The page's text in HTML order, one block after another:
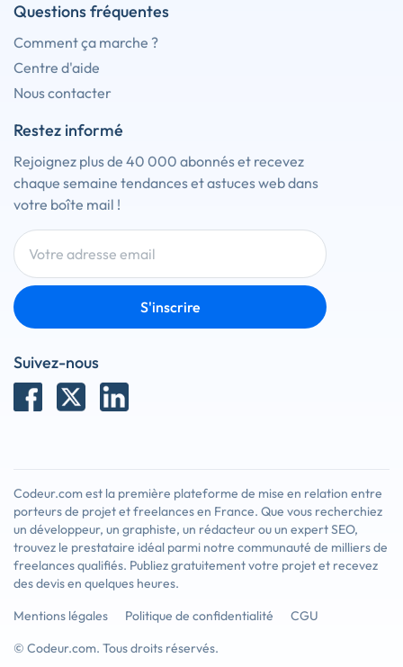
Questions fréquentes
Comment ça marche ?
Centre d'aide
Nous contacter
Restez informé
Rejoignez plus de 40 000 abonnés et recevez
chaque semaine tendances et astuces web dans
votre boîte mail !
S'inscrire
Suivez-nous
Codeur.com est la première plateforme de mise en relation entre
porteurs de projet et freelances en France. Que vous recherchiez
un développeur, un graphiste, un rédacteur ou un expert SEO,
trouvez le prestataire idéal parmi notre communauté de milliers de
freelances qualifiés. Publiez gratuitement votre projet et recevez
des devis en quelques heures.
Mentions légales
Politique de confidentialité
CGU
© Codeur.com. Tous droits réservés.